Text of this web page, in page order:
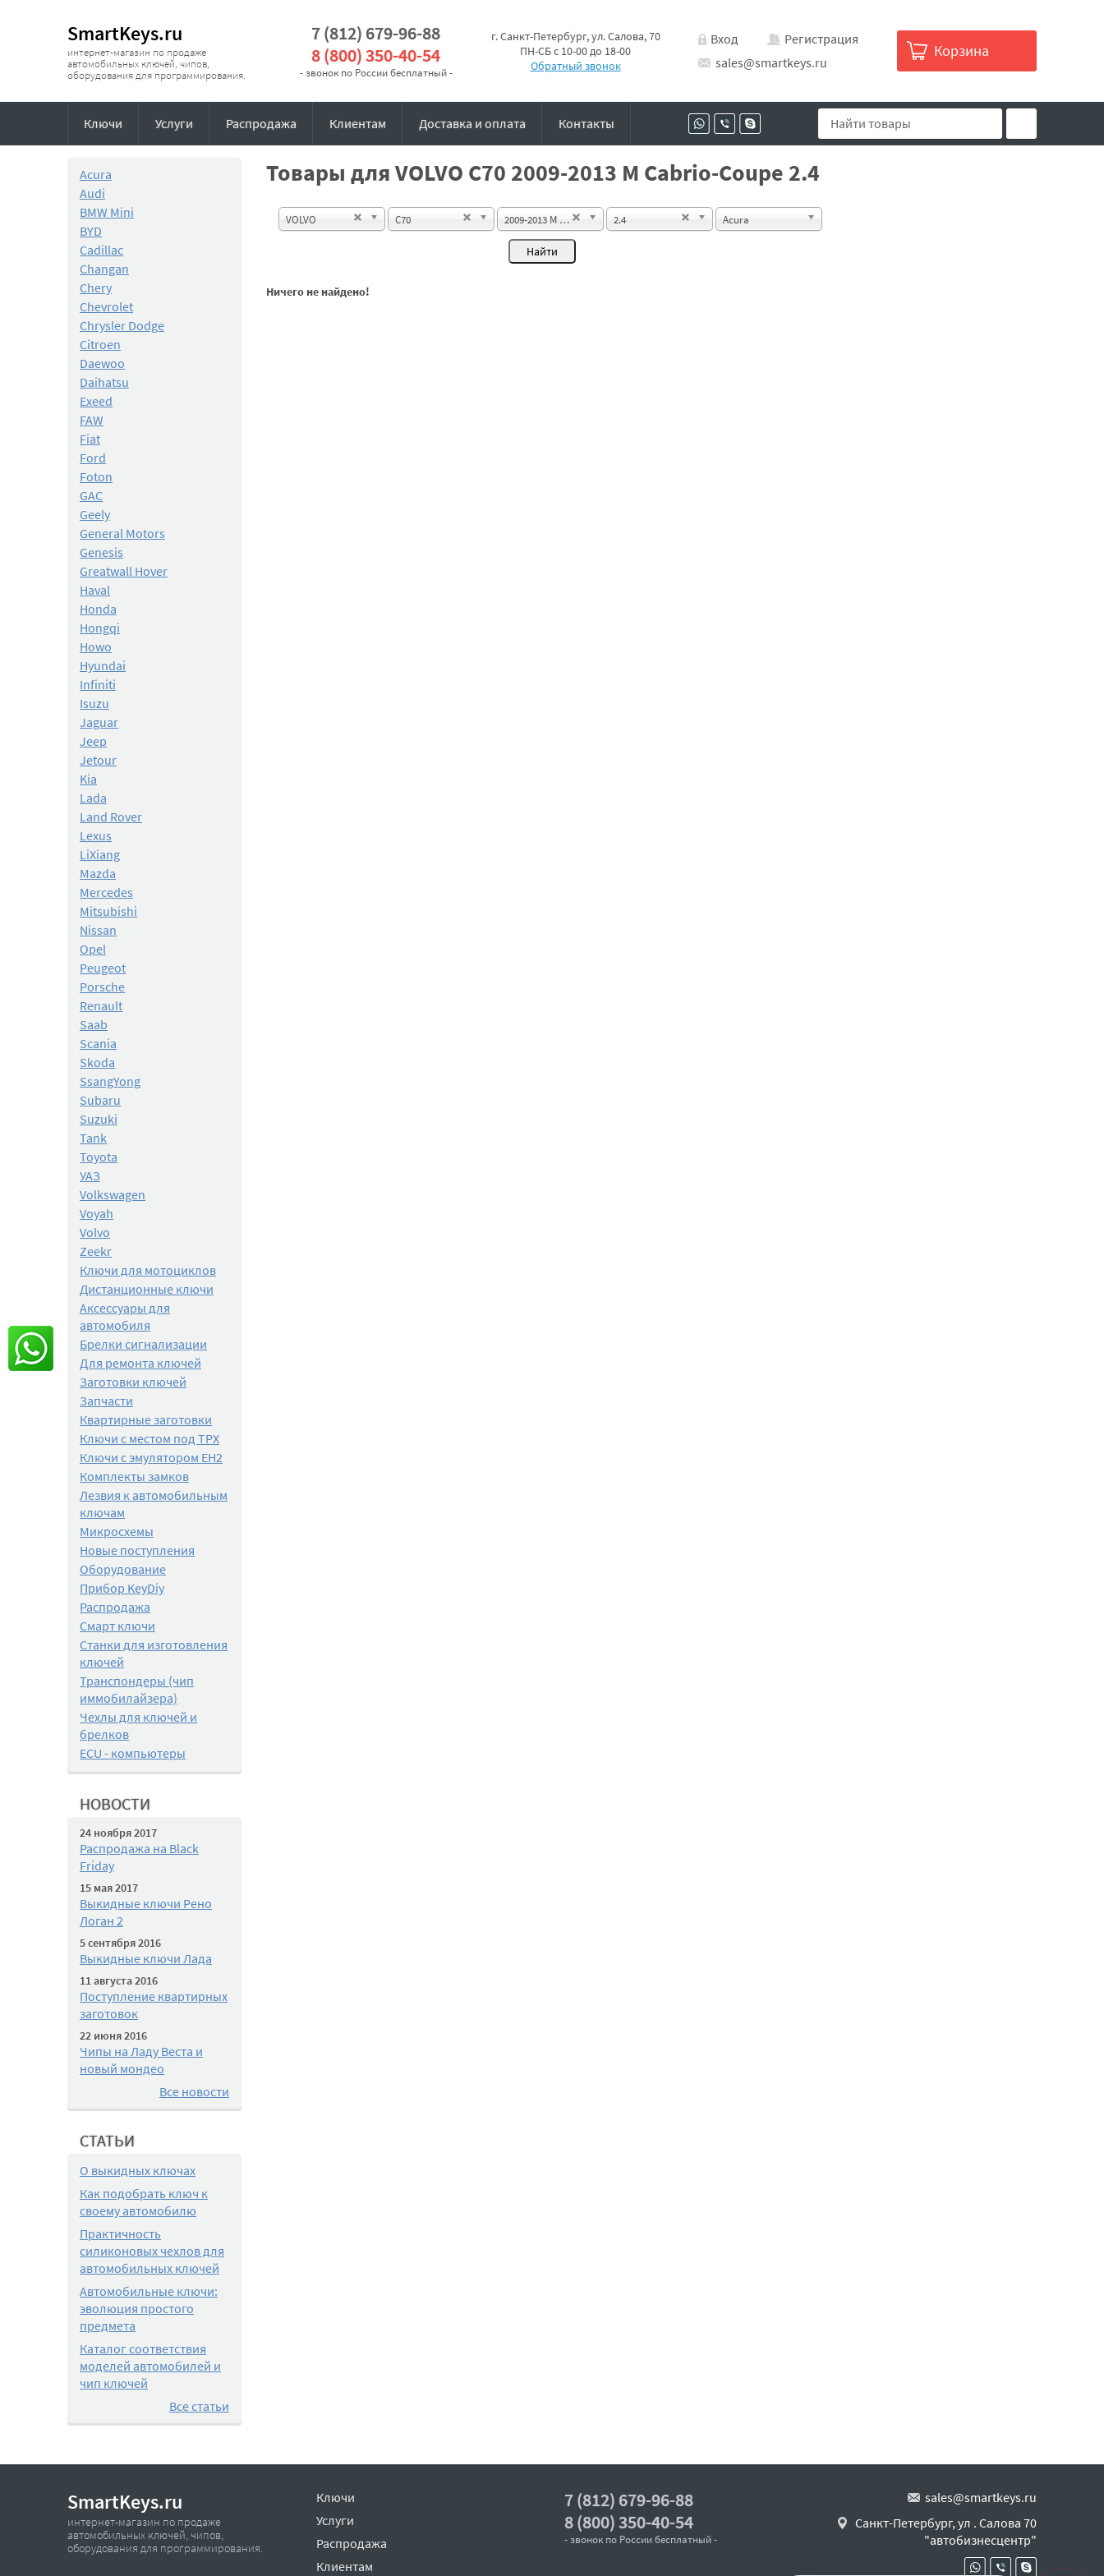
SmartKeys.ru
интернет-магазин по продаже
автомобильных ключей, чипов,
оборудования для программирования.
7 (812) 679-96-88
8 (800) 350-40-54
- звонок по России бесплатный -
г. Санкт-Петербург, ул. Салова, 70
ПН-СБ с 10-00 до 18-00
Обратный звонок
Вход
Регистрация
sales@smartkeys.ru
Корзина
Ключи Услуги Распродажа Клиентам Доставка и оплата Контакты
Acura
Audi
BMW Mini
BYD
Cadillac
Changan
Chery
Chevrolet
Chrysler Dodge
Citroen
Daewoo
Daihatsu
Exeed
FAW
Fiat
Ford
Foton
GAC
Geely
General Motors
Genesis
Greatwall Hover
Haval
Honda
Hongqi
Howo
Hyundai
Infiniti
Isuzu
Jaguar
Jeep
Jetour
Kia
Lada
Land Rover
Lexus
LiXiang
Mazda
Mercedes
Mitsubishi
Nissan
Opel
Peugeot
Porsche
Renault
Saab
Scania
Skoda
SsangYong
Subaru
Suzuki
Tank
Toyota
УАЗ
Volkswagen
Voyah
Volvo
Zeekr
Ключи для мотоциклов
Дистанционные ключи
Аксессуары для
автомобиля
Брелки сигнализации
Для ремонта ключей
Заготовки ключей
Запчасти
Квартирные заготовки
Ключи с местом под TPX
Ключи с эмулятором EH2
Комплекты замков
Лезвия к автомобильным
ключам
Микросхемы
Новые поступления
Оборудование
Прибор KeyDiy
Распродажа
Смарт ключи
Станки для изготовления
ключей
Транспондеры (чип
иммобилайзера)
Чехлы для ключей и
брелков
ECU - компьютеры
НОВОСТИ
24 ноября 2017
Распродажа на Black
Friday
15 мая 2017
Выкидные ключи Рено
Логан 2
5 сентября 2016
Выкидные ключи Лада
11 августа 2016
Поступление квартирных
заготовок
22 июня 2016
Чипы на Ладу Веста и
новый мондео
Все новости
СТАТЬИ
О выкидных ключах
Как подобрать ключ к
своему автомобилю
Практичность
силиконовых чехлов для
автомобильных ключей
Автомобильные ключи:
эволюция простого
предмета
Каталог соответствия
моделей автомобилей и
чип ключей
Все статьи
Товары для VOLVO C70 2009-2013 M Cabrio-Coupe 2.4
VOLVO C70 2009-2013 M Cabrio-Coupe 2.4 Acura
Ничего не найдено!
SmartKeys.ru
интернет-магазин по продаже
автомобильных ключей, чипов,
оборудования для программирования.
Ключи
Услуги
Распродажа
Клиентам
7 (812) 679-96-88
8 (800) 350-40-54
- звонок по России бесплатный -
sales@smartkeys.ru
Санкт-Петербург, ул . Салова 70
"автобизнесцентр"